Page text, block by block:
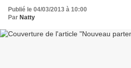
Publié le 04/03/2013 à 10:00
Par Natty